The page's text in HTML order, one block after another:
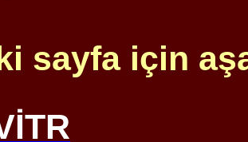
sayfa için